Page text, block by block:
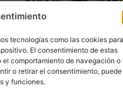
tecnologías como las cookies para
El consentimiento de estas
comportamiento de navegación o
o retirar el consentimiento, puede
y funciones.